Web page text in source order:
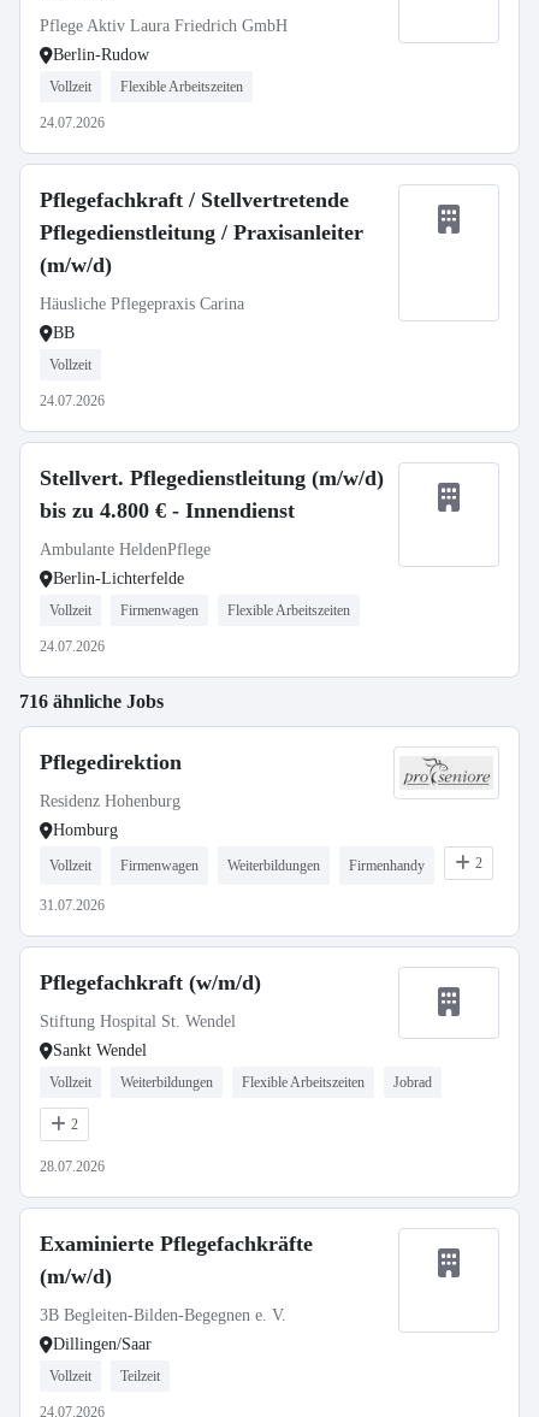
Pflege Aktiv Laura Friedrich GmbH
Berlin-Rudow
Vollzeit Flexible Arbeitszeiten
24.07.2026
Pflegefachkraft / Stellvertretende
Pflegedienstleitung / Praxisanleiter
(m/w/d)
Häusliche Pflegepraxis Carina
BB
Vollzeit
24.07.2026
Stellvert. Pflegedienstleitung (m/w/d)
bis zu 4.800 € - Innendienst
Ambulante HeldenPflege
Berlin-Lichterfelde
Vollzeit Firmenwagen Flexible Arbeitszeiten
24.07.2026
716 ähnliche Jobs
Pflegedirektion
Residenz Hohenburg
Homburg
Vollzeit Firmenwagen Weiterbildungen Firmenhandy 2
31.07.2026
Pflegefachkraft (w/m/d)
Stiftung Hospital St. Wendel
Sankt Wendel
Vollzeit Weiterbildungen Flexible Arbeitszeiten Jobrad
2
28.07.2026
Examinierte Pflegefachkräfte
(m/w/d)
3B Begleiten-Bilden-Begegnen e. V.
Dillingen/Saar
Vollzeit Teilzeit
24.07.2026